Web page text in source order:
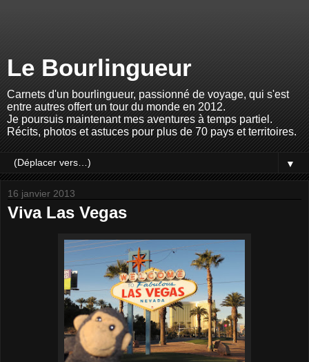
Le Bourlingueur
Carnets d'un bourlingueur, passionné de voyage, qui s'est
entre autres offert un tour du monde en 2012.
Je poursuis maintenant mes aventures à temps partiel.
Récits, photos et astuces pour plus de 70 pays et territoires.
▼
16 janvier 2013
Viva Las Vegas